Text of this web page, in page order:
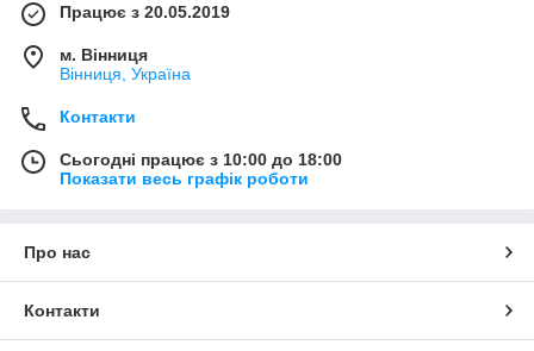
Працює з 20.05.2019
м. Вінниця
Вінниця, Україна
Контакти
Сьогодні працює з 10:00 до 18:00
Показати весь графік роботи
Про нас
Контакти